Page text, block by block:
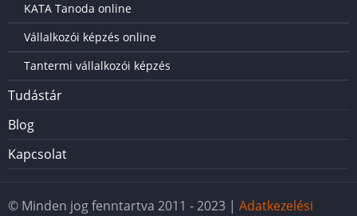
KATA Tanoda online
Vállalkozói képzés online
Tantermi vállalkozói képzés
Tudástár
Blog
Kapcsolat
© Minden jog fenntartva 2011 - 2023 | Adatkezelési